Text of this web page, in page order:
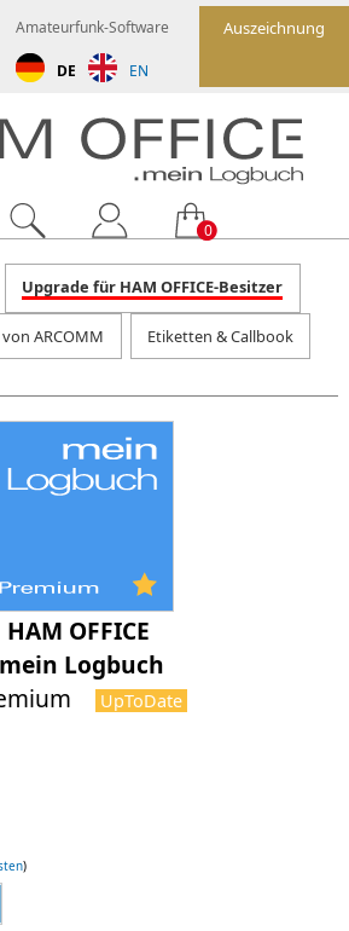
Auszeichnung
Amateurfunk-Software
DE EN
0
Upgrade für HAM OFFICE-Besitzer
ARCOMM Etiketten & Callbook
HAM OFFICE
Logbuch
UpToDate
)